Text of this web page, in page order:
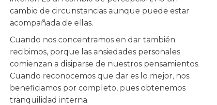
cambio de circunstancias aunque puede estar
acompañada de ellas.
Cuando nos concentramos en dar también
recibimos, porque las ansiedades personales
comienzan a disiparse de nuestros pensamientos.
Cuando reconocemos que dar es lo mejor, nos
beneficiamos por completo, pues obtenemos
tranquilidad interna.